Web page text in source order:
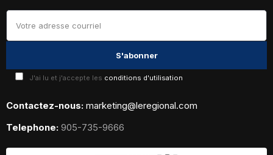
J'ai lu et j'accepte les conditions d'utilisation
Contactez-nous: marketing@leregional.com
Telephone: 905-735-9666